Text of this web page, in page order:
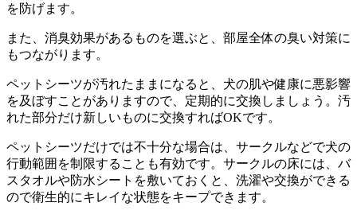
を防げます。
また、消臭効果があるものを選ぶと、部屋全体の臭い対策に
もつながります。
ペットシーツが汚れたままになると、犬の肌や健康に悪影響
を及ぼすことがありますので、定期的に交換しましょう。汚
れた部分だけ新しいものに交換すればOKです。
ペットシーツだけでは不十分な場合は、サークルなどで犬の
行動範囲を制限することも有効です。サークルの床には、バ
スタオルや防水シートを敷いておくと、洗濯や交換ができる
ので衛生的にキレイな状態をキープできます。